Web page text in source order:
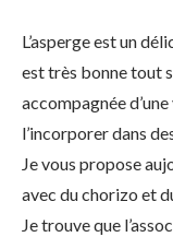
L’asperge est un
est très bonne tout
accompagnée
l’incorporer dans
Je vous propose
avec du chorizo et
Je trouve que